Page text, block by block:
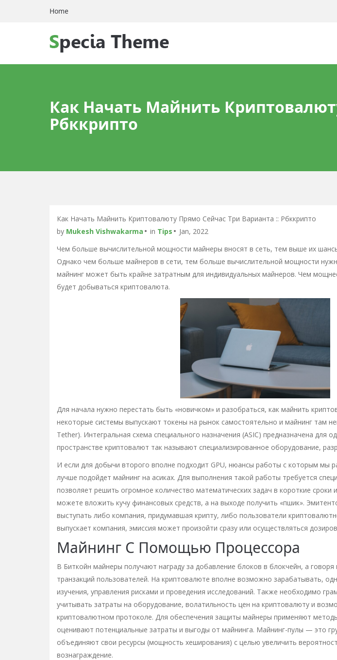
Home
Как Начать Майнить
Рбккрипто
Как Начать Майнить Криптовалюту Прямо Сейчас Три Варианта :: Рбккрипто
by Mukesh Vishwakarma in Tips
Jan, 2022
Чем больше вычислительной мощности майнеры вносят в сеть, тем выше их
Однако чем больше майнеров в сети, тем больше вычислительной мощности
майнинг может быть крайне затратным для индивидуальных майнеров. Чем
будет добываться криптовалюта.
Для начала нужно перестать быть «новичком» и разобраться, как майнить
некоторые системы выпускают токены на рынок самостоятельно и майнинг там
Tether). Интегральная схема специального назначения (ASIC) предназначена для
пространстве криптовалют так называют специализированное оборудование,
И если для добычи второго вполне подходит GPU, нюансы работы с которым мы
лучше подойдет майнинг на асиках. Для выполнения такой работы требуется
позволяет решить огромное количество математических задач в короткие сроки
можете вложить кучу финансовых средств, а на выходе получить «пшик».
выступать либо компания, придумавшая крипту, либо пользователи
выпускает компания, эмиссия может произойти сразу или осуществляться
Майнинг С Помощью Процессора
В Биткойн майнеры получают награду за добавление блоков в блокчейн, а
транзакций пользователей. На криптовалюте вполне возможно зарабатывать,
изучения, управления рисками и проведения исследований. Также необходимо
учитывать затраты на оборудование, волатильность цен на криптовалюту и
криптовалютном протоколе. Для обеспечения защиты майнеры применяют
оценивают потенциальные затраты и выгоды от майнинга. Майнинг-пулы — это
объединяют свои ресурсы (мощность хеширования) с целью увеличить
вознаграждение.